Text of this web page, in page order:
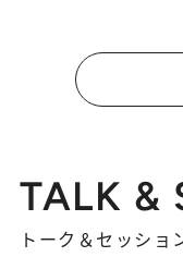
TALK &
トーク＆セッショ